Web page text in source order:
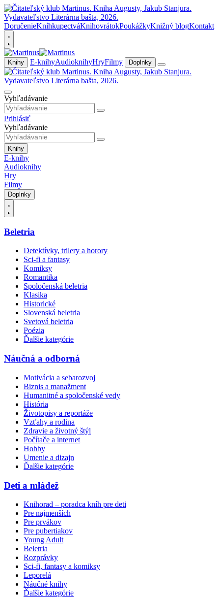
DoručenieKníhkupectváKnihovrátokPoukážkyKnižný blogKontakt
Knihy E-knihyAudioknihyHryFilmy Doplnky
Vyhľadávanie
Prihlásiť
Vyhľadávanie
Knihy
E-knihy
Audioknihy
Hry
Filmy
Doplnky
Beletria
Detektívky, trilery a horory
Sci-fi a fantasy
Komiksy
Romantika
Spoločenská beletria
Klasika
Historické
Slovenská beletria
Svetová beletria
Poézia
Ďalšie kategórie
Náučná a odborná
Motivácia a sebarozvoj
Biznis a manažment
Humanitné a spoločenské vedy
História
Životopisy a reportáže
Vzťahy a rodina
Zdravie a životný štýl
Počítače a internet
Hobby
Umenie a dizajn
Ďalšie kategórie
Deti a mládež
Knihorad – poradca kníh pre deti
Pre najmenších
Pre prvákov
Pre pubertiakov
Young Adult
Beletria
Rozprávky
Sci-fi, fantasy a komiksy
Leporelá
Náučné knihy
Ďalšie kategórie